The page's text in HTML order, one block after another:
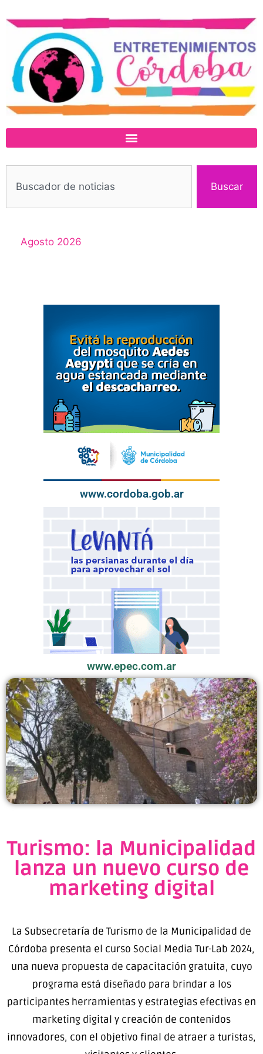
Buscar
Agosto 2026
www.cordoba.gob.ar
www.epec.com.ar
Turismo: la Municipalidad
lanza un nuevo curso de
marketing digital
La Subsecretaría de Turismo de la Municipalidad de
Córdoba presenta el curso Social Media Tur-Lab 2024,
una nueva propuesta de capacitación gratuita, cuyo
programa está diseñado para brindar a los
participantes herramientas y estrategias efectivas en
marketing digital y creación de contenidos
innovadores, con el objetivo final de atraer a turistas,